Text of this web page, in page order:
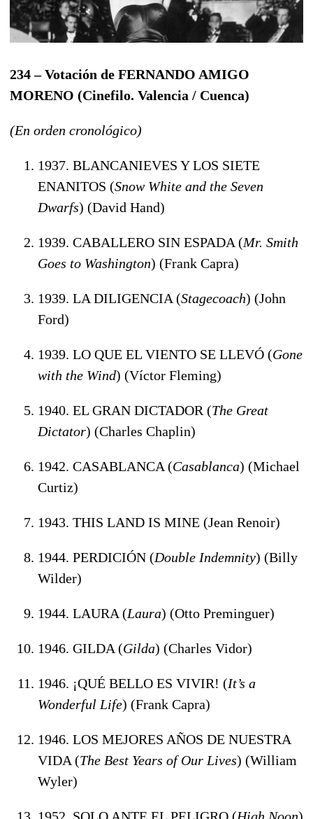
234 – Votación de FERNANDO AMIGO
MORENO (Cinefilo. Valencia / Cuenca)
(En orden cronológico)
1937. BLANCANIEVES Y LOS SIETE
ENANITOS (Snow White and the Seven
Dwarfs) (David Hand)
1939. CABALLERO SIN ESPADA (Mr. Smith
Goes to Washington) (Frank Capra)
1939. LA DILIGENCIA (Stagecoach) (John
Ford)
1939. LO QUE EL VIENTO SE LLEVÓ (Gone
with the Wind) (Víctor Fleming)
1940. EL GRAN DICTADOR (The Great
Dictator) (Charles Chaplin)
1942. CASABLANCA (Casablanca) (Michael
Curtiz)
1943. THIS LAND IS MINE (Jean Renoir)
1944. PERDICIÓN (Double Indemnity) (Billy
Wilder)
1944. LAURA (Laura) (Otto Preminguer)
1946. GILDA (Gilda) (Charles Vidor)
1946. ¡QUÉ BELLO ES VIVIR! (It’s a
Wonderful Life) (Frank Capra)
1946. LOS MEJORES AÑOS DE NUESTRA
VIDA (The Best Years of Our Lives) (William
Wyler)